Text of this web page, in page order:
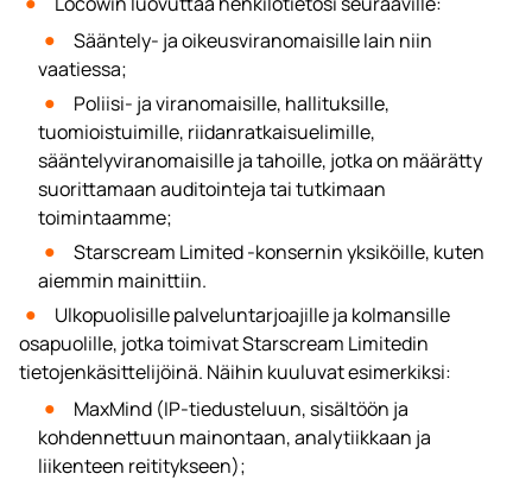
Sääntely- ja oikeusviranomaisille lain niin
vaatiessa;
Poliisi- ja viranomaisille, hallituksille,
tuomioistuimille, riidanratkaisuelimille,
sääntelyviranomaisille ja tahoille, jotka on määrätty
suorittamaan auditointeja tai tutkimaan
toimintaamme;
Starscream Limited -konsernin yksiköille, kuten
aiemmin mainittiin.
Ulkopuolisille palveluntarjoajille ja kolmansille
osapuolille, jotka toimivat Starscream Limitedin
tietojenkäsittelijöinä. Näihin kuuluvat esimerkiksi:
MaxMind (IP-tiedusteluun, sisältöön ja
kohdennettuun mainontaan, analytiikkaan ja
liikenteen reititykseen);